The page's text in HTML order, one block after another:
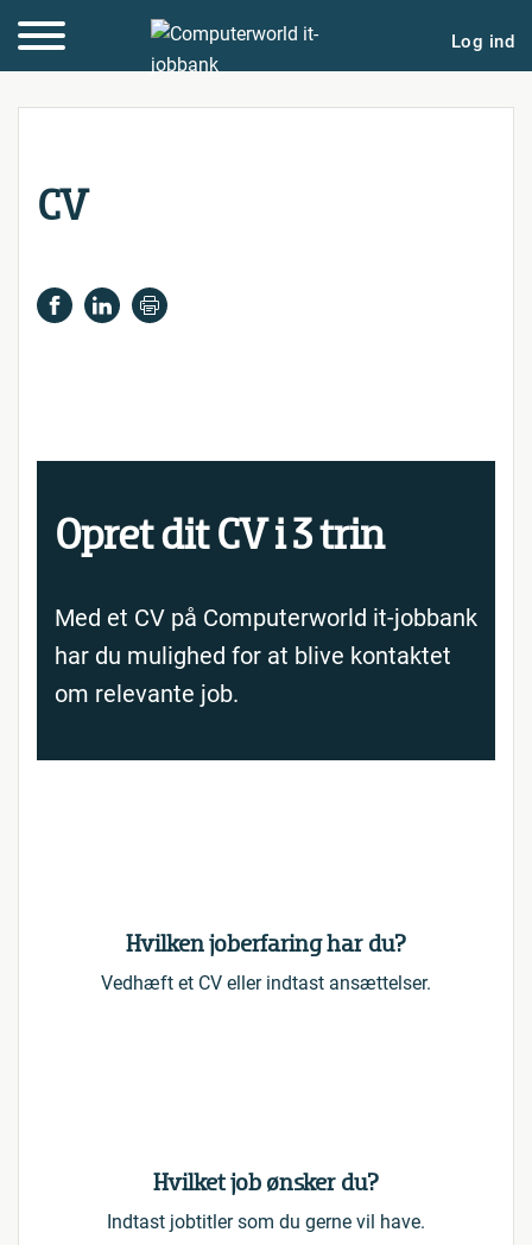
Log ind
CV
Opret dit CV i 3 trin
Med et CV på Computerworld it-jobbank
har du mulighed for at blive kontaktet
om relevante job.
Hvilken joberfaring har du?
Vedhæft et CV eller indtast ansættelser.
Hvilket job ønsker du?
Indtast jobtitler som du gerne vil have.